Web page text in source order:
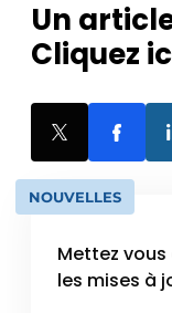
Un
Cliquez
NOUVELLES
Mettez
les mises à